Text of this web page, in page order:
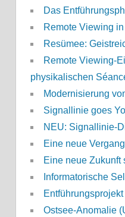
Das
Remote Viewing
Resümee:
Remote Viewing-
physikalischen
Modernisierung
Signallinie goes
NEU: Signallinie-
Eine neue
Eine neue Zukunft
Informatorische
Entführungsprojekt
Ostsee-Anomalie